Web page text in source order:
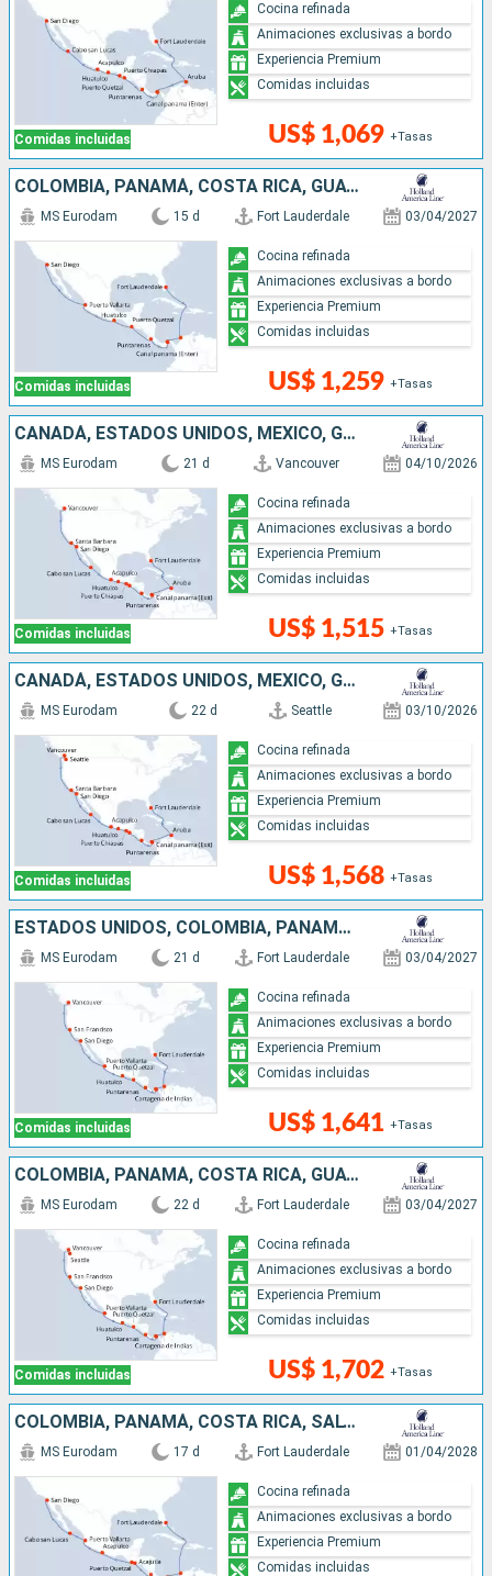
Comidas incluidas US$ 1,069 +Tasas
Cocina refinada
Animaciones exclusivas a bordo
Experiencia Premium
Comidas incluidas
COLOMBIA, PANAMÁ, COSTA RICA, GUATEMALA, MÉXICO, ESTADOS UNIDOS
Comidas incluidas
MS Eurodam 15 d Fort Lauderdale 03/04/2027
US$ 1,259 +Tasas
Cocina refinada
Animaciones exclusivas a bordo
Experiencia Premium
Comidas incluidas
CANADÁ, ESTADOS UNIDOS, MÉXICO, GUATEMALA, COSTA RICA, PANAMÁ, ARUBA
Comidas incluidas
MS Eurodam 21 d Vancouver 04/10/2026
US$ 1,515 +Tasas
Cocina refinada
Animaciones exclusivas a bordo
Experiencia Premium
Comidas incluidas
CANADÁ, ESTADOS UNIDOS, MÉXICO, GUATEMALA, COSTA RICA, PANAMÁ, ARUBA
Comidas incluidas
MS Eurodam 22 d Seattle 03/10/2026
US$ 1,568 +Tasas
Cocina refinada
Animaciones exclusivas a bordo
Experiencia Premium
Comidas incluidas
ESTADOS UNIDOS, COLOMBIA, PANAMÁ, COSTA RICA, GUATEMALA, MÉXICO, CANADÁ
Comidas incluidas
MS Eurodam 21 d Fort Lauderdale 03/04/2027
US$ 1,641 +Tasas
Cocina refinada
Animaciones exclusivas a bordo
Experiencia Premium
Comidas incluidas
COLOMBIA, PANAMÁ, COSTA RICA, GUATEMALA, MÉXICO, ESTADOS UNIDOS, CANADÁ
Comidas incluidas
MS Eurodam 22 d Fort Lauderdale 03/04/2027
US$ 1,702 +Tasas
Cocina refinada
Animaciones exclusivas a bordo
Experiencia Premium
Comidas incluidas
COLOMBIA, PANAMÁ, COSTA RICA, SALVADOR, GUATEMALA, MÉXICO, ESTADOS UNIDOS
MS Eurodam 17 d Fort Lauderdale 01/04/2028
Cocina refinada
Animaciones exclusivas a bordo
Experiencia Premium
Comidas incluidas